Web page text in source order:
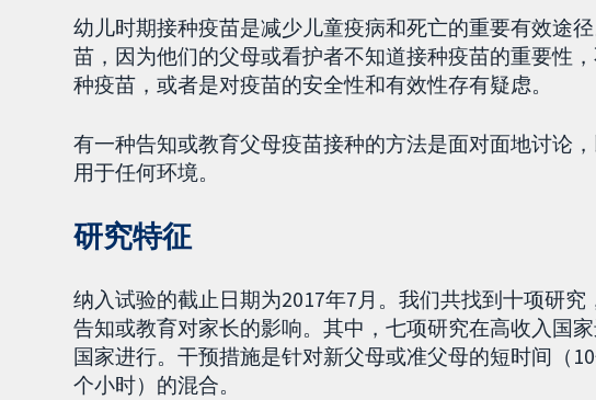
幼儿时期接种疫苗是减少儿童疫病和死亡的重要有效途
苗，因为他们的父母或看护者不知道接种疫苗的重要性
种疫苗，或者是对疫苗的安全性和有效性存有疑虑。
有一种告知或教育父母疫苗接种的方法是面对面地讨论
用于任何环境。
研究特征
纳入试验的截止日期为2017年7月。我们共找到十项研
告知或教育对家长的影响。其中，七项研究在高收入国
国家进行。干预措施是针对新父母或准父母的短时间（
个小时）的混合。